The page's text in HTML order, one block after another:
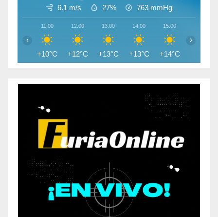
6.1 m/s 27% 763 mmHg
11:00
+10°C
12:00
+12°C
13:00
+13°C
14:00
+13°C
15:00
+14°C
‹ ›